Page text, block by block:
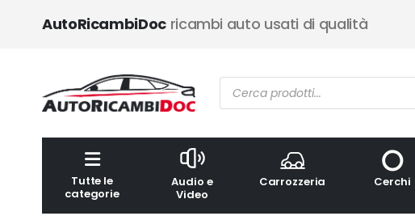
AutoRicambiDocricambi auto usati di qualità
Ricerca
prodotti
Tutte le
categorie
Audio e
Video
Carrozzeria Cerchi